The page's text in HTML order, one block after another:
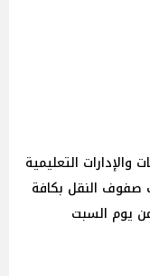
والإدارات التعليمية
صفوف النقل بكافة
من يوم السبت